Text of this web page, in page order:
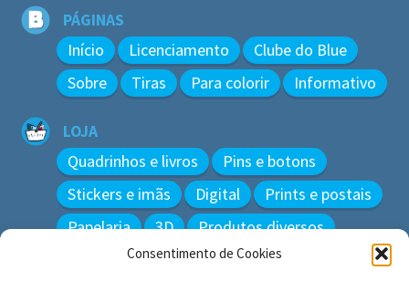
Consentimento de Cookies
PÁGINAS
Início Licenciamento
Clube do Blue
Sobre
Tiras Para colorir Informativo
LOJA
Quadrinhos e livros
Pins e botons
Stickers e imãs
Digital
Prints e postais
Papelaria
3D Produtos diversos